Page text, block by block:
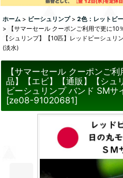
ホーム > ビーシュリンプ > 2色：レットビ
>
【サマーセール クーポンご利用で更に10
【シュリンプ】【10匹】レッドビーシュ
(淡水)
【サマーセール クーポンご
品】【エビ】【通販】【シュ
ビーシュリンプ バンド SM
[ze08-91020681]